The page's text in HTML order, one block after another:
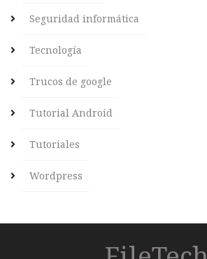
Seguridad informática
Tecnología
Trucos de google
Tutorial Android
Tutoriales
Wordpress